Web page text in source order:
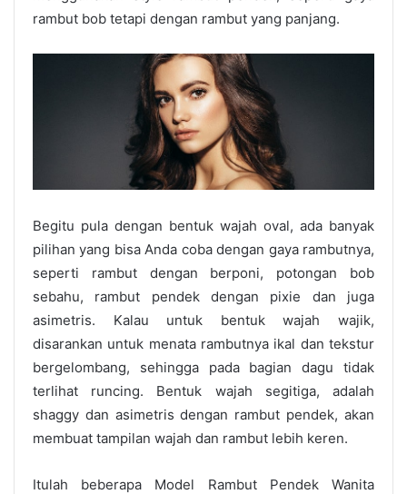
rambut bob tetapi dengan rambut yang panjang.
Begitu pula dengan bentuk wajah oval, ada banyak
pilihan yang bisa Anda coba dengan gaya rambutnya,
seperti rambut dengan berponi, potongan bob
sebahu, rambut pendek dengan pixie dan juga
asimetris. Kalau untuk bentuk wajah wajik,
disarankan untuk menata rambutnya ikal dan tekstur
bergelombang, sehingga pada bagian dagu tidak
terlihat runcing. Bentuk wajah segitiga, adalah
shaggy dan asimetris dengan rambut pendek, akan
membuat tampilan wajah dan rambut lebih keren.
Itulah beberapa Model Rambut Pendek Wanita